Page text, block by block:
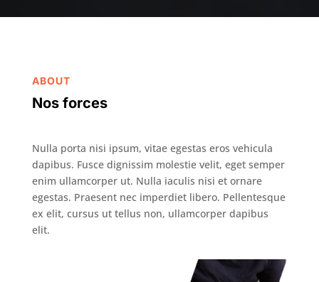
ABOUT
Nos forces
Nulla porta nisi ipsum, vitae egestas eros vehicula
dapibus. Fusce dignissim molestie velit, eget semper
enim ullamcorper ut. Nulla iaculis nisi et ornare
egestas. Praesent nec imperdiet libero. Pellentesque
ex elit, cursus ut tellus non, ullamcorper dapibus
elit.